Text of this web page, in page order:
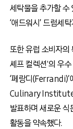
세탁물을 추가할 수
‘애드워시’ 드럼세
또한 유럽 소비자의
셰프 컬렉션'의 우
‘페랑디(Ferrandi)’
Culinary Institute
발표하며 새로운 식
활동을 약속했다.